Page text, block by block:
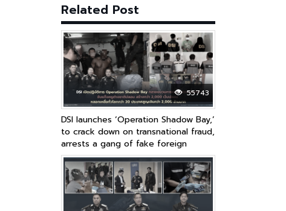
Related Post
55743
DSI launches ‘Operation Shadow Bay,’
to crack down on transnational fraud,
arrests a gang of fake foreign
teachers gang that created over
2,000 fake websites, defrauding
victims in over 20 countries
worldwide, resulting in losses of over
2 billion baht